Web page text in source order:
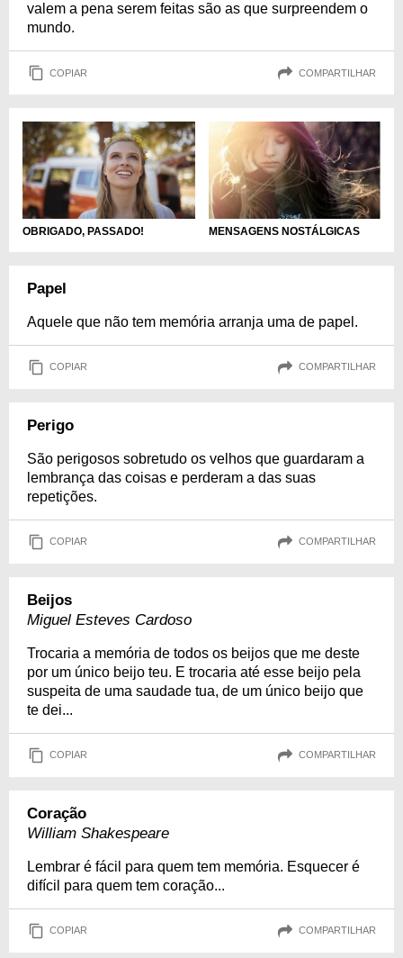
valem a pena serem feitas são as que surpreendem o
mundo.
COPIAR COMPARTILHAR
OBRIGADO, PASSADO! MENSAGENS NOSTÁLGICAS
Papel
Aquele que não tem memória arranja uma de papel.
COPIAR COMPARTILHAR
Perigo
São perigosos sobretudo os velhos que guardaram a
lembrança das coisas e perderam a das suas
repetições.
COPIAR COMPARTILHAR
Beijos
Miguel Esteves Cardoso
Trocaria a memória de todos os beijos que me deste
por um único beijo teu. E trocaria até esse beijo pela
suspeita de uma saudade tua, de um único beijo que
te dei...
COPIAR COMPARTILHAR
Coração
William Shakespeare
Lembrar é fácil para quem tem memória. Esquecer é
difícil para quem tem coração...
COPIAR COMPARTILHAR